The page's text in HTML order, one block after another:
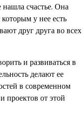
счастье. Она
которым у нее есть
друг друга во всех
и развиваться в
делают ее
в современном
проектов от этой